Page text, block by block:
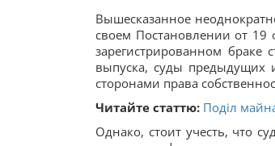
Вышесказанное
своем Постановлении от 19
зарегистрированном
выпуска, суды предыдущих
сторонами права
Читайте статтю: Поділ
Однако, стоит учесть, что